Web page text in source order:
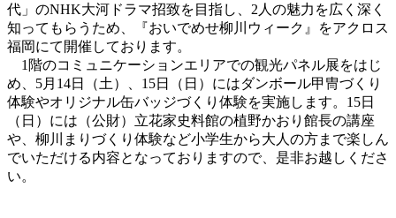
代」のNHK大河ドラマ招致を目指し、2人の魅力を広く深く
知ってもらうため、『おいでめせ柳川ウィーク』をアクロス
福岡にて開催しております。
1階のコミュニケーションエリアでの観光パネル展をはじ
め、5月14日（土）、15日（日）にはダンボール甲冑づくり
体験やオリジナル缶バッジづくり体験を実施します。15日
（日）には（公財）立花家史料館の植野かおり館長の講座
や、柳川まりづくり体験など小学生から大人の方まで楽しん
でいただける内容となっておりますので、是非お越しくださ
い。